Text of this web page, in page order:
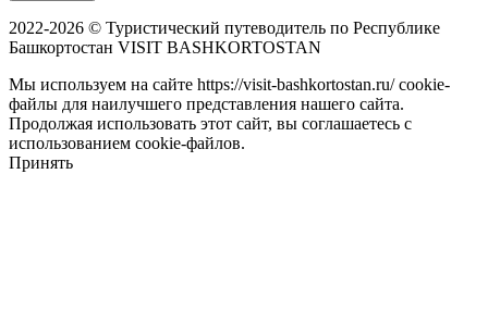
2022-2026 © Туристический путеводитель по Республике
Башкортостан VISIT BASHKORTOSTAN
Мы используем на сайте https://visit-bashkortostan.ru/ cookie-
файлы для наилучшего представления нашего сайта.
Продолжая использовать этот сайт, вы соглашаетесь с
использованием cookie-файлов.
Принять